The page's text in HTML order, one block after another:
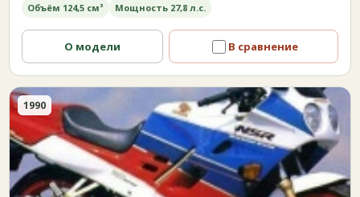
Объём 124,5 см³ Мощность 27,8 л.с.
О модели В сравнение
1990